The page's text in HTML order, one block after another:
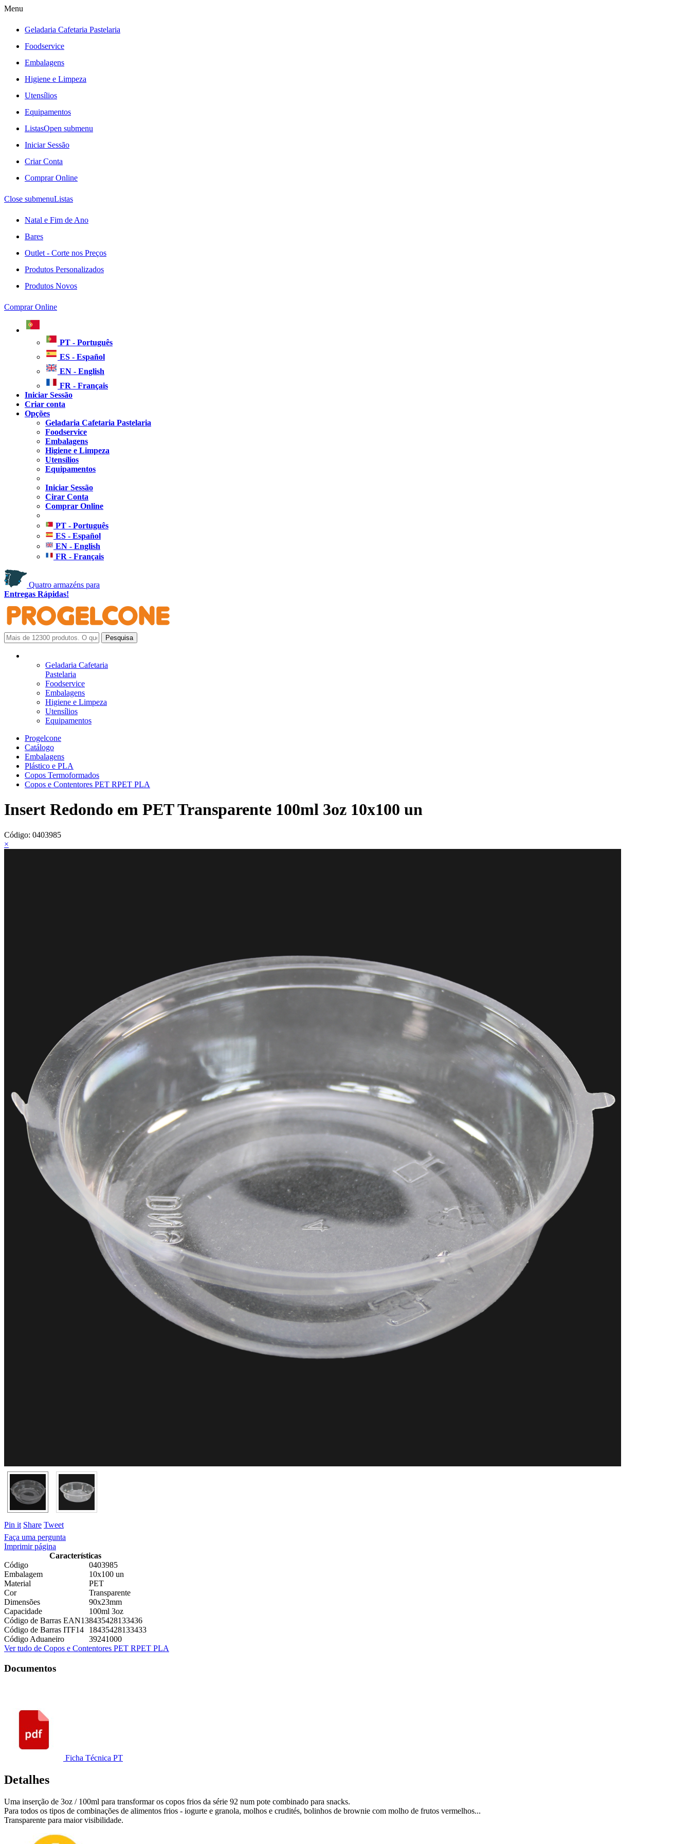
Menu
Geladaria Cafetaria Pastelaria
Foodservice
Embalagens
Higiene e Limpeza
Utensílios
Equipamentos
ListasOpen submenu
Iniciar Sessão
Criar Conta
Comprar Online
Close submenuListas
Natal e Fim de Ano
Bares
Outlet - Corte nos Preços
Produtos Personalizados
Produtos Novos
Comprar Online
PT - Português
ES - Español
EN - English
FR - Français
Iniciar Sessão
Criar conta
Opções
Geladaria Cafetaria Pastelaria
Foodservice
Embalagens
Higiene e Limpeza
Utensílios
Equipamentos
Iniciar Sessão
Cirar Conta
Comprar Online
PT - Português
ES - Español
EN - English
FR - Français
Quatro armazéns para
Entregas Rápidas!
Geladaria Cafetaria
Pastelaria
Foodservice
Embalagens
Higiene e Limpeza
Utensílios
Equipamentos
Progelcone
Catálogo
Embalagens
Plástico e PLA
Copos Termoformados
Copos e Contentores PET RPET PLA
Insert Redondo em PET Transparente 100ml 3oz 10x100 un
Código: 0403985
×
Pin it Share Tweet
Faça uma pergunta
Imprimir página
Características
Código
0403985
Embalagem
10x100 un
Material
PET
Cor
Transparente
Dimensões
90x23mm
Capacidade
100ml 3oz
Código de Barras EAN138435428133436
Código de Barras ITF14
18435428133433
Código Aduaneiro
39241000
Ver tudo de Copos e Contentores PET RPET PLA
Documentos
Ficha Técnica PT
Detalhes
Uma inserção de 3oz / 100ml para transformar os copos frios da série 92 num pote combinado para snacks.
Para todos os tipos de combinações de alimentos frios - iogurte e granola, molhos e crudités, bolinhos de brownie com molho de frutos vermelhos...
Transparente para maior visibilidade.